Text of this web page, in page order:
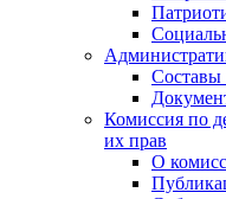
Составы
Комиссия по
их прав
О